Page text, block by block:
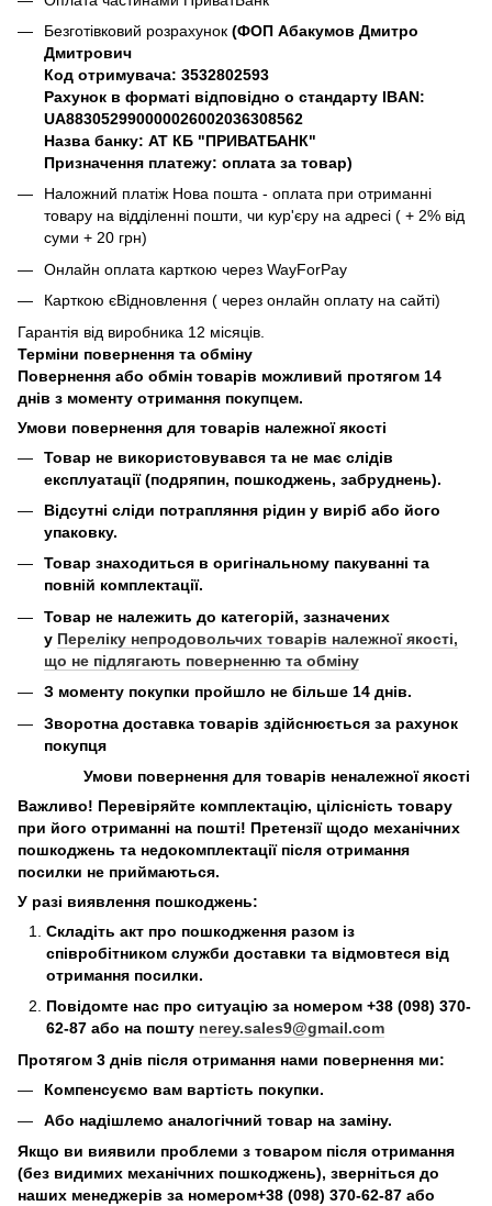
Безготівковий розрахунок (ФОП Абакумов Дмитро
Дмитрович
Код отримувача: 3532802593
Рахунок в форматі відповідно о стандарту IBAN:
UA883052990000026002036308562
Назва банку: АТ КБ "ПРИВАТБАНК"
Призначення платежу: оплата за товар)
Наложний платіж Нова пошта - оплата при отриманні
товару на відділенні пошти, чи кур'єру на адресі ( + 2% від
суми + 20 грн)
Онлайн оплата карткою через WayForPay
Карткою єВідновлення ( через онлайн оплату на сайті)
Гарантія від виробника 12 місяців.
Терміни повернення та обміну
Повернення або обмін товарів можливий протягом 14
днів з моменту отримання покупцем.
Умови повернення для товарів належної якості
Товар не використовувався та не має слідів
експлуатації (подряпин, пошкоджень, забруднень).
Відсутні сліди потрапляння рідин у виріб або його
упаковку.
Товар знаходиться в оригінальному пакуванні та
повній комплектації.
Товар не належить до категорій, зазначених
у Переліку непродовольчих товарів належної якості,
що не підлягають поверненню та обміну
З моменту покупки пройшло не більше 14 днів.
Зворотна доставка товарів здійснюється за рахунок
покупця
Умови повернення для товарів неналежної якості
Важливо! Перевіряйте комплектацію, цілісність товару
при його отриманні на пошті! Претензії щодо механічних
пошкоджень та недокомплектації після отримання
посилки не приймаються.
У разі виявлення пошкоджень:
Складіть акт про пошкодження разом із
співробітником служби доставки та відмовтеся від
отримання посилки.
Повідомте нас про ситуацію за номером +38 (098) 370-
62-87 або на пошту nerey.sales9@gmail.com
Протягом 3 днів після отримання нами повернення ми:
Компенсуємо вам вартість покупки.
Або надішлемо аналогічний товар на заміну.
Якщо ви виявили проблеми з товаром після отримання
(без видимих механічних пошкоджень), зверніться до
наших менеджерів за номером+38 (098) 370-62-87 або